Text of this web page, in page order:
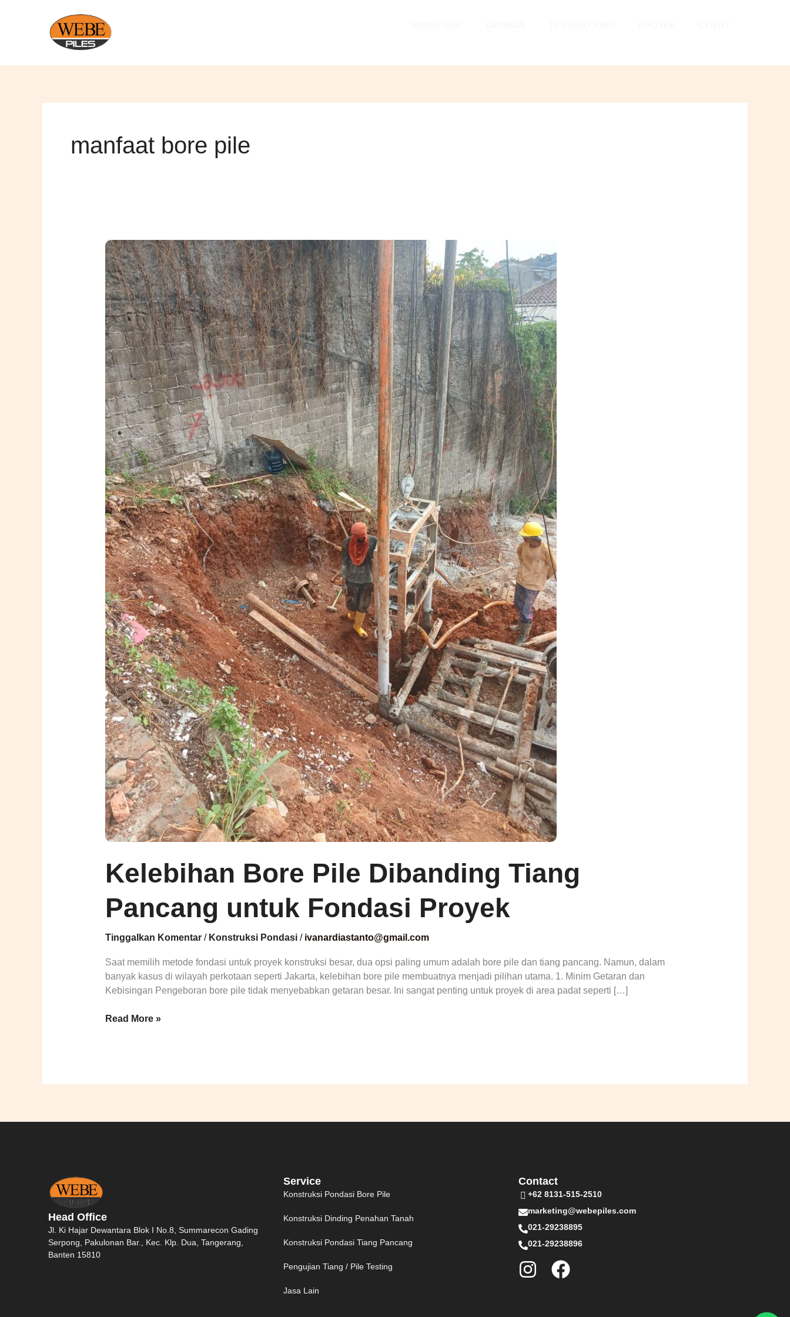
manfaat bore pile
Kelebihan Bore Pile Dibanding Tiang
Pancang untuk Fondasi Proyek
Tinggalkan Komentar / Konstruksi Pondasi/ ivanardiastanto@gmail.com
Saat memilih metode fondasi untuk proyek konstruksi besar, dua opsi paling umum adalah bore pile dan tiang pancang. Namun, dalam
banyak kasus di wilayah perkotaan seperti Jakarta, kelebihan bore pile membuatnya menjadi pilihan utama. 1. Minim Getaran dan
Kebisingan Pengeboran bore pile tidak menyebabkan getaran besar. Ini sangat penting untuk proyek di area padat seperti […]
Kelebihan
Bore
Pile
Dibanding
Tiang
Pancang
untuk
Fondasi
Proyek
Read More »
Head Office
Jl. Ki Hajar Dewantara Blok I No.8, Summarecon Gading
Serpong, Pakulonan Bar., Kec. Klp. Dua, Tangerang,
Banten 15810
Service
Konstruksi Pondasi Bore Pile
Konstruksi Dinding Penahan Tanah
Konstruksi Pondasi Tiang Pancang
Pengujian Tiang / Pile Testing
Jasa Lain
Contact
+62 8131-515-2510
marketing@webepiles.com
021-29238895
021-29238896
I
n
F
a